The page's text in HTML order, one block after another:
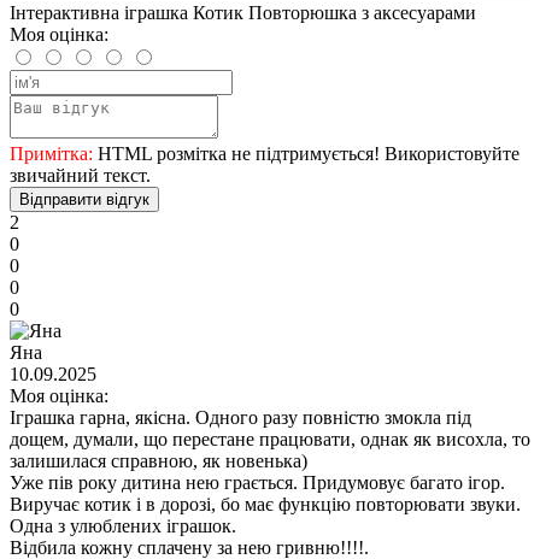
Інтерактивна іграшка Котик Повторюшка з аксесуарами
Моя оцінка:
Примітка: HTML розмітка не підтримується! Використовуйте
звичайний текст.
Відправити відгук
2
0
0
0
0
Яна
10.09.2025
Моя оцінка:
Іграшка гарна, якісна. Одного разу повністю змокла під
дощем, думали, що перестане працювати, однак як висохла, то
залишилася справною, як новенька)
Уже пів року дитина нею грається. Придумовує багато ігор.
Виручає котик і в дорозі, бо має функцію повторювати звуки.
Одна з улюблених іграшок.
Відбила кожну сплачену за нею гривню!!!!.